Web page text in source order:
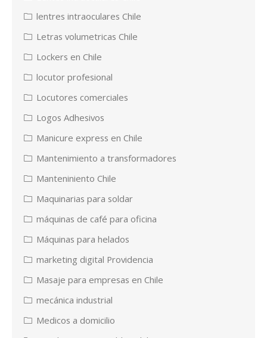
lentres intraoculares Chile
Letras volumetricas Chile
Lockers en Chile
locutor profesional
Locutores comerciales
Logos Adhesivos
Manicure express en Chile
Mantenimiento a transformadores
Manteniniento Chile
Maquinarias para soldar
máquinas de café para oficina
Máquinas para helados
marketing digital Providencia
Masaje para empresas en Chile
mecánica industrial
Medicos a domicilio